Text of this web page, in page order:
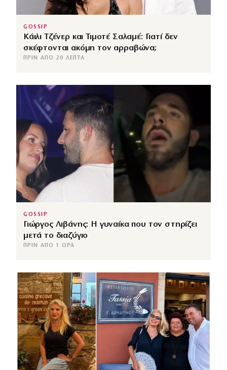
GOSSIP
Κάιλι Τζένερ και Τιμοτέ Σαλαμέ: Γιατί δεν
σκέφτονται ακόμη τον αρραβώνα;
ΠΡΙΝ ΑΠΌ 20 ΛΕΠΤΆ
GOSSIP
Γιώργος Λιβάνης: Η γυναίκα που τον στηρίζει
μετά το διαζύγιο
ΠΡΙΝ ΑΠΌ 1 ΏΡΑ